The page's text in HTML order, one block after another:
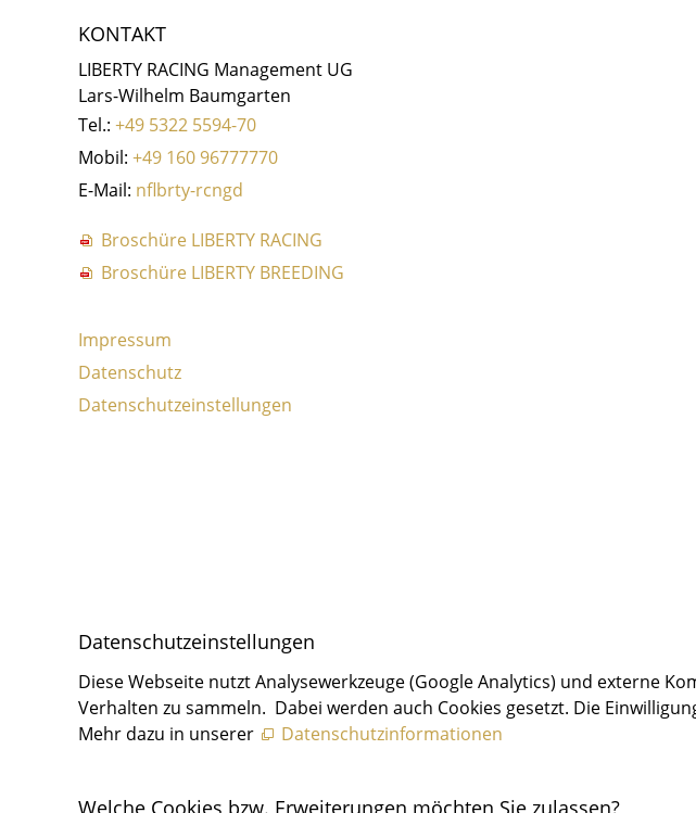
KONTAKT
LIBERTY RACING Management UG
Lars-Wilhelm Baumgarten
Tel.: +49 5322 5594-70
Mobil: +49 160 96777770
E-Mail: nfbrty-rcngd
Broschüre LIBERTY RACING
Broschüre LIBERTY BREEDING
Impressum
Datenschutz
Datenschutzeinstellungen
Daten­schutz­ein­stellungen
Diese Webseite nutzt Analysewerkzeuge (Google Analytics) und externe
Verhalten zu sammeln. Dabei werden auch Cookies gesetzt. Die
Mehr dazu in unserer
Datenschutzinformationen
Welche Cookies bzw. Erweiterungen möchten Sie zulassen?